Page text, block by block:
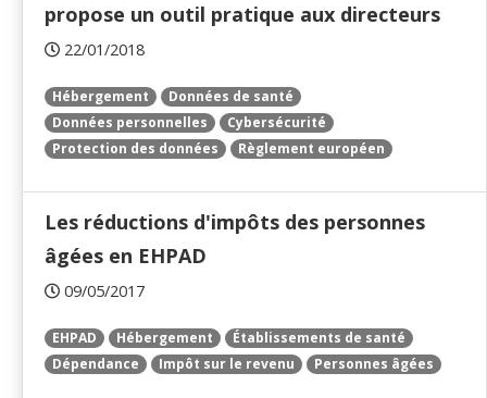
propose un outil pratique aux directeurs
22/01/2018
Hébergement
Données de santé
Données personnelles
Cybersécurité
Protection des données
Règlement européen
Les réductions d'impôts des personnes
âgées en EHPAD
09/05/2017
EHPAD Hébergement
Établissements de santé
Dépendance
Impôt sur le revenu Personnes âgées